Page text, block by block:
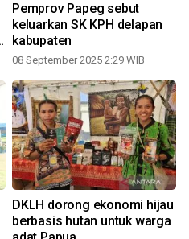
Pemprov Papeg sebut
keluarkan SK KPH delapan
kabupaten
08 September 2025 2:29 WIB
DKLH dorong ekonomi hijau
berbasis hutan untuk warga